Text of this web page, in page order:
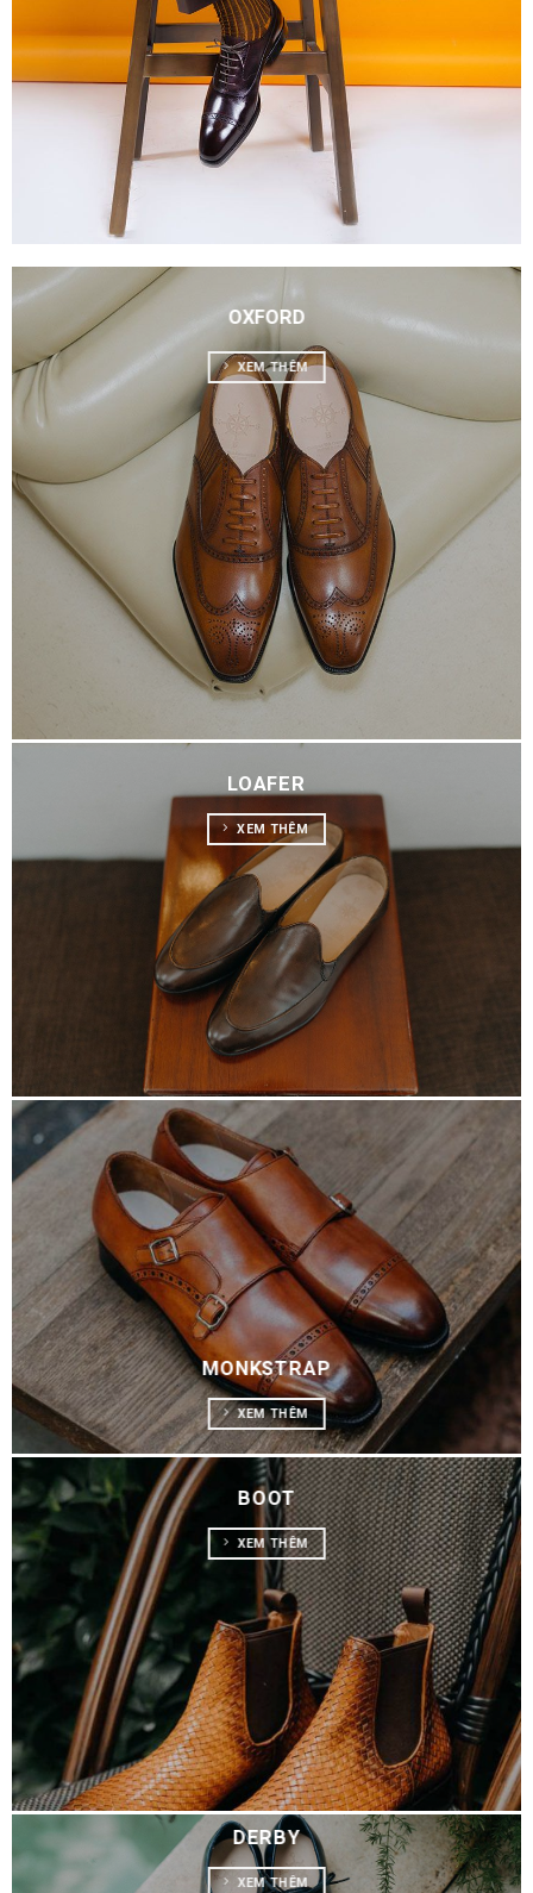
OXFORD
XEM THÊM
LOAFER
XEM THÊM
MONKSTRAP
XEM THÊM
BOOT
XEM THÊM
DERBY
XEM THÊM